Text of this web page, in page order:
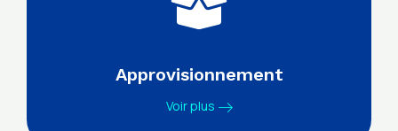
Approvisionnement
Voir plus